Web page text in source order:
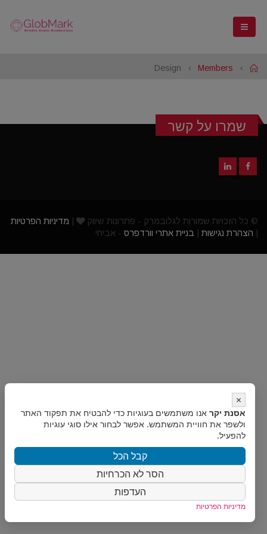
Home
Members
Design
שמרו על קשר
© כל הזכויות שמורות לגלובמרק - פתרונות שיווק
מדיניות הפרטיות
הצהרת נגישות בניית אתרי וורדפרס - אביחי
×
אסנת יקר אנו משתמשים בעוגיות כדי להבטיח את תפקוד האתר
ולשפר את חוויית המשתמש. אפשר לבחור אילו סוגי עוגיות
להפעיל.
קבל הכל
הסר לא הכרחיות
העדפות
מדיניות הפרטיות